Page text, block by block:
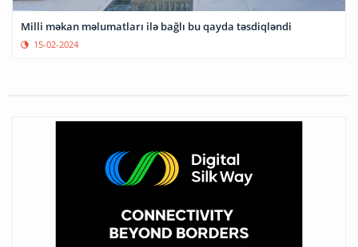
Milli məkan məlumatları ilə bağlı bu qayda təsdiqləndi
15-02-2024